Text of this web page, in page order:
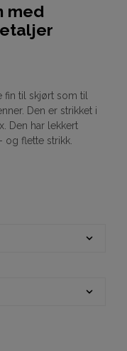
med
fin til skjørt som til
Den er strikket i
Den har lekkert
og flette strikk.